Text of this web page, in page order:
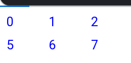
0 1 2
5
6 7